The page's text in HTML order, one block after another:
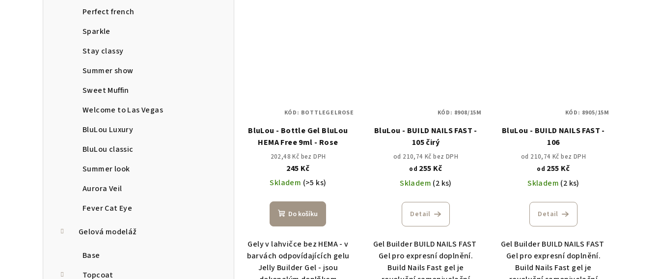
Perfect french
Sparkle
Stay classy
Summer show
Sweet Muffin
Welcome to Las Vegas
BluLou Luxury
BluLou classic
Summer look
Aurora Veil
Fever Cat Eye
Gelová modeláž
Base
Topcoat
BluLou - Bottle Gel BluLou
HEMA Free 9ml - Rose
202,48 Kč bez DPH
245 Kč
Skladem (>5 ks)
Do košíku
Gely v lahvičce bez HEMA - v
barvách odpovídajících gelu
Jelly Builder Gel - jsou
KÓD: BOTTLEGELROSE
BluLou - BUILD NAILS FAST -
105 čirý
od 210,74 Kč bez DPH
od 255 Kč
Skladem (2 ks)
Detail
Gel Builder BUILD NAILS FAST
Gel pro expresní doplnění.
Build Nails Fast gel je
KÓD: 8908/15M
BluLou - BUILD NAILS FAST -
106
od 210,74 Kč bez DPH
od 255 Kč
Skladem (2 ks)
Detail
Gel Builder BUILD NAILS FAST
Gel pro expresní doplnění.
Build Nails Fast gel je
KÓD: 8905/15M